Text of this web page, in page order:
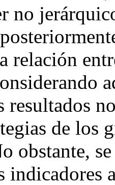
no
relación
resultados
de los
obstante,
indicadores